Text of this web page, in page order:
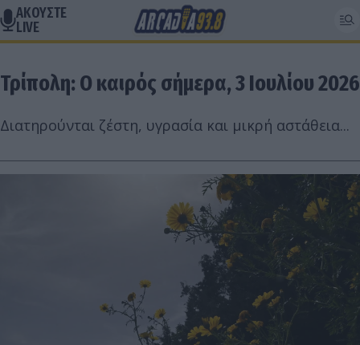
ΑΚΟΥΣΤΕ
LIVE
Τρίπολη: Ο καιρός σήμερα, 3 Ιουλίου 2026
Διατηρούνται ζέστη, υγρασία και μικρή αστάθεια...